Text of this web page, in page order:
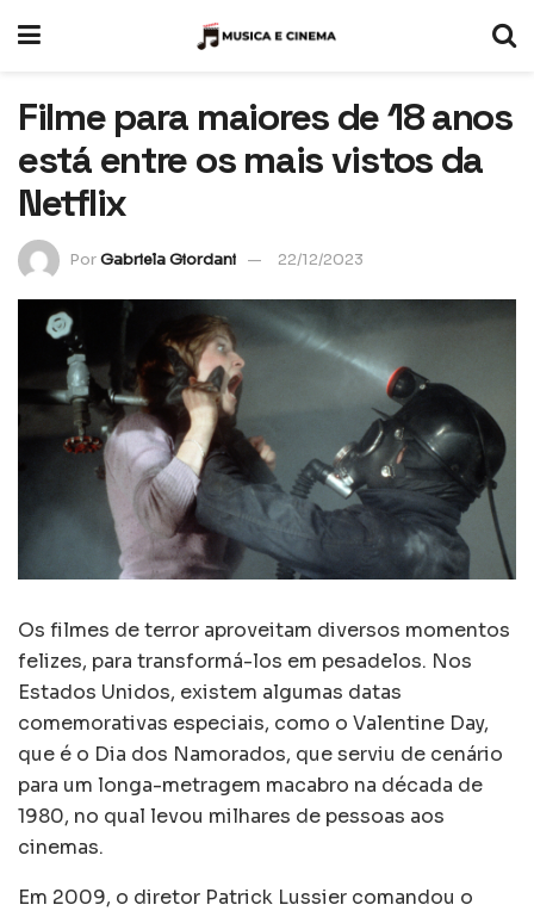
Filme para maiores de 18 anos
está entre os mais vistos da
Netflix
PorGabriela Giordani 22/12/2023
Os filmes de terror aproveitam diversos momentos
felizes, para transformá-los em pesadelos. Nos
Estados Unidos, existem algumas datas
comemorativas especiais, como o Valentine Day,
que é o Dia dos Namorados, que serviu de cenário
para um longa-metragem macabro na década de
1980, no qual levou milhares de pessoas aos
cinemas.
Em 2009, o diretor Patrick Lussier comandou o